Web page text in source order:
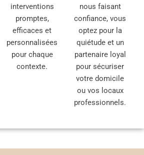
interventions
promptes,
efficaces et
personnalisées
pour chaque
contexte.
nous faisant
confiance, vous
optez pour la
quiétude et un
partenaire loyal
pour sécuriser
votre domicile
ou vos locaux
professionnels.